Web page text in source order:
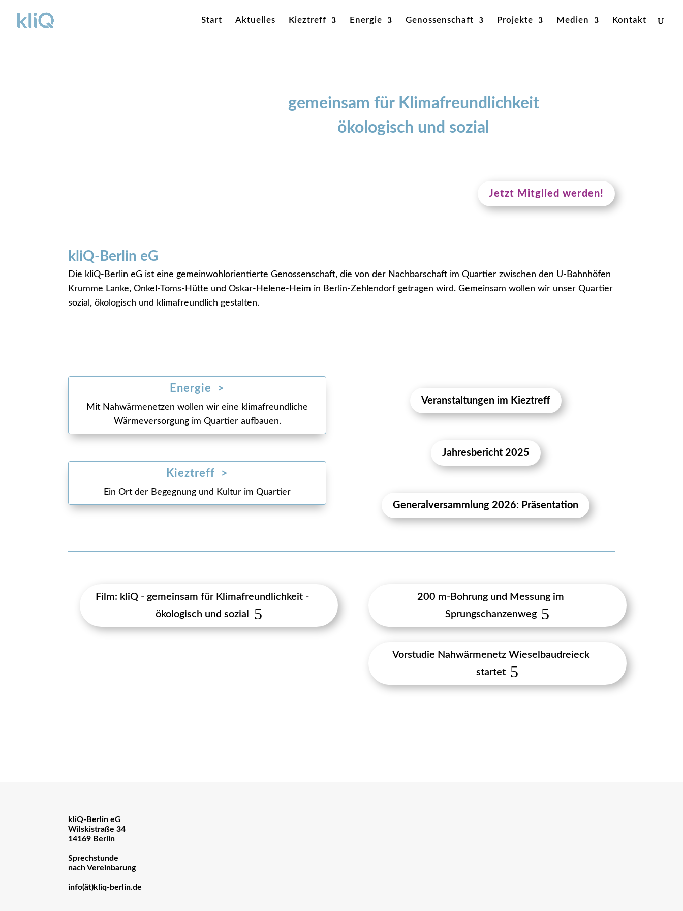
Start Aktuelles Kieztreff Energie Genossenschaft Projekte Medien Kontakt
gemeinsam für Klimafreundlichkeit
ökologisch und sozial
Jetzt Mitglied werden!
kliQ-Berlin eG
Die kliQ-Berlin eG ist eine gemeinwohlorientierte Genossenschaft, die von der Nachbarschaft im Quartier zwischen den U-Bahnhöfen
Krumme Lanke, Onkel-Toms-Hütte und Oskar-Helene-Heim in Berlin-Zehlendorf getragen wird. Gemeinsam wollen wir unser Quartier
sozial, ökologisch und klimafreundlich gestalten.
Energie >
Mit Nahwärmenetzen wollen wir eine klimafreundliche
Wärmeversorgung im Quartier aufbauen.
Kieztreff >
Ein Ort der Begegnung und Kultur im Quartier
Veranstaltungen im Kieztreff
Jahresbericht 2025
Generalversammlung 2026: Präsentation
Film: kliQ - gemeinsam für Klimafreundlichkeit -
ökologisch und sozial
200 m-Bohrung und Messung im
Sprungschanzenweg
Vorstudie Nahwärmenetz Wieselbaudreieck
startet
kliQ-Berlin eG
Wilskistraße 34
14169 Berlin
Sprechstunde
nach Vereinbarung
info(ät)kliq-berlin.de